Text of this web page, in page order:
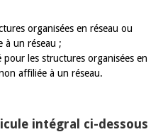
organisées en réseau ou
à un réseau ;
les structures organisées en
affiliée à un réseau.
intégral ci-dessous